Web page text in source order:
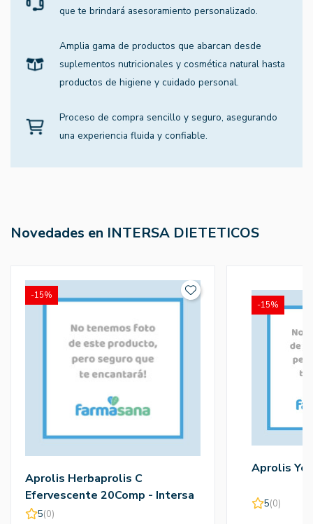
que te brindará asesoramiento personalizado.
Amplia gama de productos que abarcan desde
suplementos nutricionales y cosmética natural hasta
productos de higiene y cuidado personal.
Proceso de compra sencillo y seguro, asegurando
una experiencia fluida y confiable.
Novedades en INTERSA DIETETICOS
Aprolis Herbaprolis C
Efervescente 20Comp - Intersa
Dieteticos
5(0)
-15%
Aprolis
5(0)
-15%